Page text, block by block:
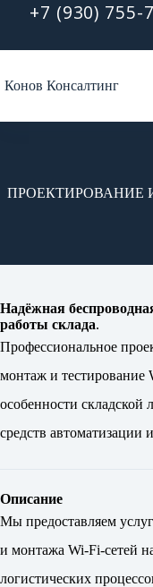
Перейти+7 (930) 755-
Конов Консалтинг
ПРОЕКТИРОВАНИЕ
Надёжная
работы склада.
Профессиональное
монтаж и тестирование
особенности
средств автоматизации
Описание
Мы предоставляем
и монтажа Wi-Fi-сетей
логистических